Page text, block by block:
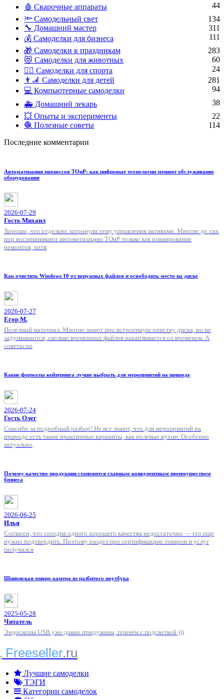
🩸 Сварочные аппараты
44
🔦 Самодельный свет
134
🔧 Домашний мастер
311
💰 Самоделки для бизнеса
111
🎁 Самоделки к праздникам
283
😻 Самоделки для животных
60
🏋️‍♀️ Самоделки для спорта
24
👨‍🦼 Самоделки для детей
281
💻 Компьютерные самоделки
94
🚑 Домашний лекарь
38
💥 Опыты и эксперименты
22
🧶 Полезные советы
114
Последние комментарии
Автоматизация процессов ТОиР: как цифровые технологии меняют обслуживание
оборудования
2026-07-29
Гость Михаил
Хорошо, что отдельно затронули тему управления активами. Многие до сих
пор воспринимают автоматизацию ТОиР только как планирование
ремонтов, хотя
Как очистить Windows 10 от ненужных файлов и освободить место на диске
2026-07-27
Егор М.
Полезный материал. Многие знают про встроенную очистку диска, но не
задумываются, сколько временных файлов накапливается со временем. А
советы по
Какие форматы кейтеринга лучше выбрать для мероприятий на природе
2026-07-24
Гость Олег
Спасибо за подробный разбор! Не все знают, что для мероприятий на
природе есть такие практичные варианты, как полевые кухни. Особенно
актуально,
Почему качество продукции становится главным конкурентным преимуществом
бизнеса
2026-06-25
Илья
Согласен, что сегодня одного хорошего качества недостаточно — его еще
нужно подтвердить. Поэтому раздел про сертификацию товаров и услуг
получился
Шпионская микро камера из разбитого ноутбука
2025-05-28
Читатель
Эндоскопы USB уже давно придуманы, причём с подсветкой )))
Freeseller.ru
Лучшие самоделки
ТЭГИ
Категории самоделок